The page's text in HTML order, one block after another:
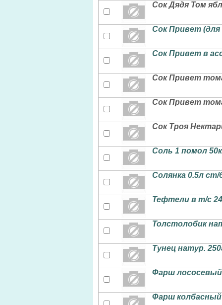
Сок Дядя Том
Сок Привет
Сок Привет в
Сок Привет
Сок Привет
Сок Троя
Соль 1 помол
Солянка 0.5л ст/
Тефтели в т/с
Толстолобик
Тунец натур.
Фарш лососевый
Фарш колбасный